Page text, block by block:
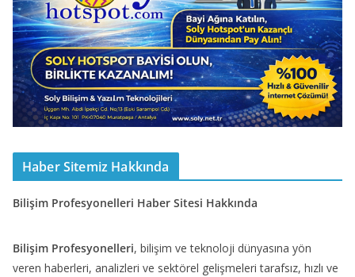
Haber Sitemiz Hakkında
Bilişim Profesyonelleri Haber Sitesi Hakkında
Bilişim Profesyonelleri, bilişim ve teknoloji dünyasına yön
veren haberleri, analizleri ve sektörel gelişmeleri tarafsız, hızlı ve